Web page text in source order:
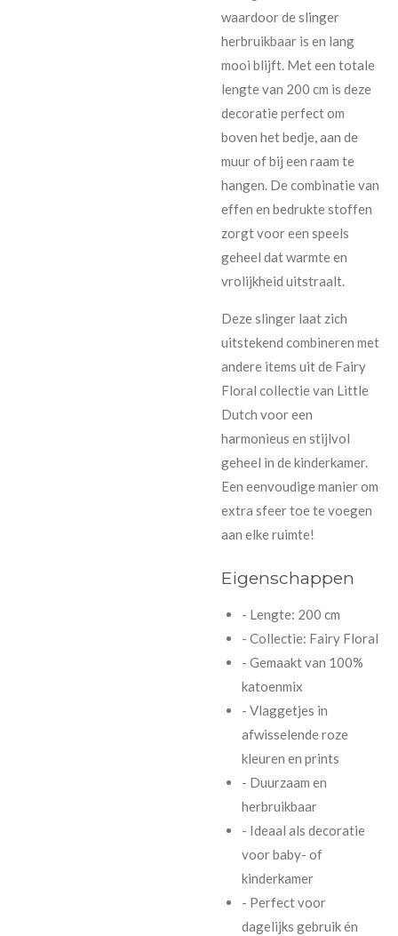
waardoor de slinger
herbruikbaar is en lang
mooi blijft. Met een totale
lengte van 200 cm is deze
decoratie perfect om
boven het bedje, aan de
muur of bij een raam te
hangen. De combinatie van
effen en bedrukte stoffen
zorgt voor een speels
geheel dat warmte en
vrolijkheid uitstraalt.
Deze slinger laat zich
uitstekend combineren met
andere items uit de Fairy
Floral collectie van Little
Dutch voor een
harmonieus en stijlvol
geheel in de kinderkamer.
Een eenvoudige manier om
extra sfeer toe te voegen
aan elke ruimte!
Eigenschappen
- Lengte: 200 cm
- Collectie: Fairy Floral
- Gemaakt van 100%
katoenmix
- Vlaggetjes in
afwisselende roze
kleuren en prints
- Duurzaam en
herbruikbaar
- Ideaal als decoratie
voor baby- of
kinderkamer
- Perfect voor
dagelijks gebruik én